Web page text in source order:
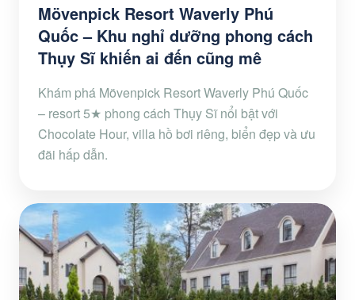
Mövenpick Resort Waverly Phú
Quốc – Khu nghỉ dưỡng phong cách
Thụy Sĩ khiến ai đến cũng mê
Khám phá Mövenpick Resort Waverly Phú Quốc
– resort 5★ phong cách Thụy Sĩ nổi bật với
Chocolate Hour, villa hồ bơi riêng, biển đẹp và ưu
đãi hấp dẫn.